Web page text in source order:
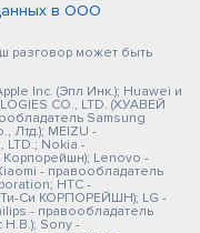
в ООО
разговор может быть
Inc. (Эпл Инк.); Huawei и
CO., LTD. (ХУАВЕЙ
Samsung
Лтд.); MEIZU -
LTD.; Nokia -
Lenovo -
- правообладатель
HTC -
Ти-Си КОРПОРЕЙШН); LG -
- правообладатель
Н.В.); Sony -